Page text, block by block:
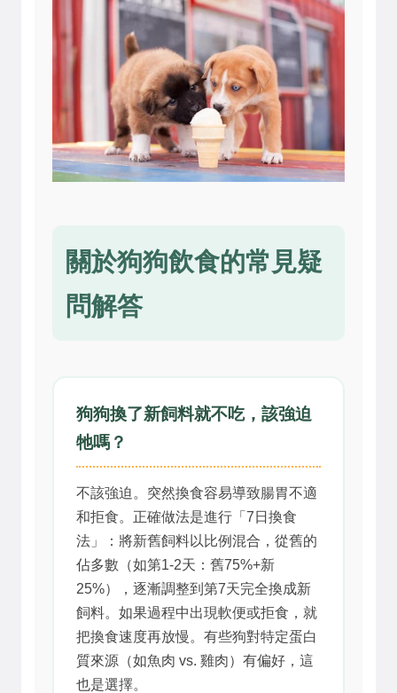
關於狗狗飲食的常見疑
問解答
狗狗換了新飼料就不吃，該強迫
牠嗎？
不該強迫。突然換食容易導致腸胃不適
和拒食。正確做法是進行「7日換食
法」：將新舊飼料以比例混合，從舊的
佔多數（如第1-2天：舊75%+新
25%），逐漸調整到第7天完全換成新
飼料。如果過程中出現軟便或拒食，就
把換食速度再放慢。有些狗對特定蛋白
質來源（如魚肉 vs. 雞肉）有偏好，這
也是選擇。